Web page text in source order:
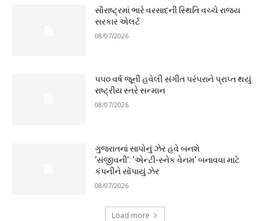
સૌરાષ્ટ્રમાં ભારે વરસાદની સ્થિતિ વચ્ચે રાજ્ય
સરકાર એલર્ટ
08/07/2026
૫૫૦ વર્ષ જૂની હવેલી સંગીત પરંપરાને પ્રાપ્ત થયું
રાષ્ટ્રીય સ્તરે સન્માન
08/07/2026
ગુજરાતનાં સાપોનું ઝેર હવે બનશે
‘સંજીવની’: ‘એન્ટી-સ્નેક વેનમ’ બનાવવા માટે
કંપનીને સોંપાયું ઝેર
08/07/2026
Load more